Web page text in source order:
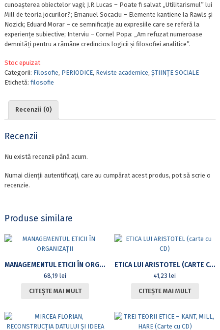
cunoașterea obiectelor vagi; J.R.Lucas – Poate fi salvat „Utilitarismul” lui
Mill de teoria jocurilor?; Emanuel Socaciu – Elemente kantiene la Rawls și
Nozick; Eduard Morar – ce semnificație au expresiile care se referă la
experiențe subiective; Interviu – Cornel Popa: „Am refuzat numeroase
demnități pentru a rămâne credincios logicii și filosofiei analitice”.
Stoc epuizat
Categorii: Filosofie, PERIODICE, Reviste academice, ȘTIINȚE SOCIALE
Etichetă: filosofie
Recenzii (0)
Recenzii
Nu există recenzii până acum.
Numai clienții autentificați, care au cumpărat acest produs, pot să scrie o
recenzie.
Produse similare
MANAGEMENTUL ETICII ÎN ORGANIZAȚII
68,19lei
CITEȘTE MAI MULT
ETICA LUI ARISTOTEL (CARTE CU CD)
41,23lei
CITEȘTE MAI MULT